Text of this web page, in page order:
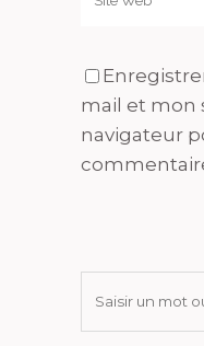
mail et mon
navigateur